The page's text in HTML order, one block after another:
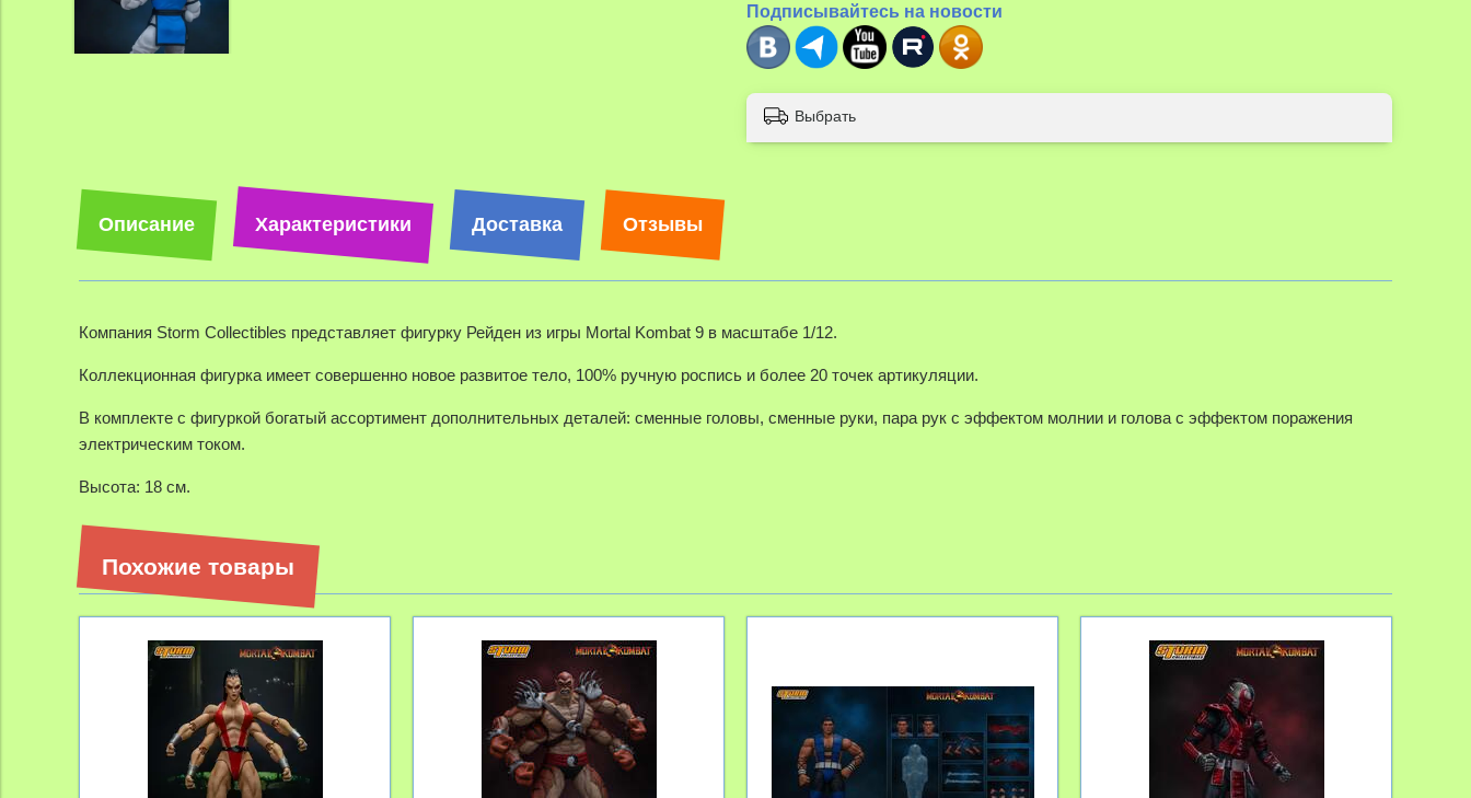
Подписывайтесь на новости
Выбрать
Описание Характеристики Доставка Отзывы
Компания Storm Collectibles представляет фигурку Рейден из игры Mortal Kombat 9 в масштабе 1/12.
Коллекционная фигурка имеет совершенно новое развитое тело, 100% ручную роспись и более 20 точек артикуляции.
В комплекте с фигуркой богатый ассортимент дополнительных деталей: сменные головы, сменные руки, пара рук с эффектом молнии и голова с эффектом поражения
электрическим током.
Высота: 18 см.
Похожие товары